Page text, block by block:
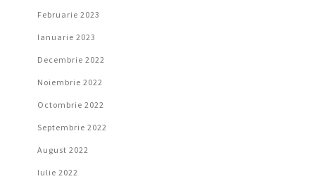
Februarie 2023
Ianuarie 2023
Decembrie 2022
Noiembrie 2022
Octombrie 2022
Septembrie 2022
August 2022
Iulie 2022